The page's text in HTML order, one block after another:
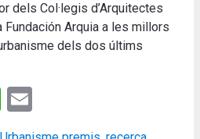
dels Col·legis d’Arquitectes
Fundación Arquia a les millors
dels dos últims
WhatsApp